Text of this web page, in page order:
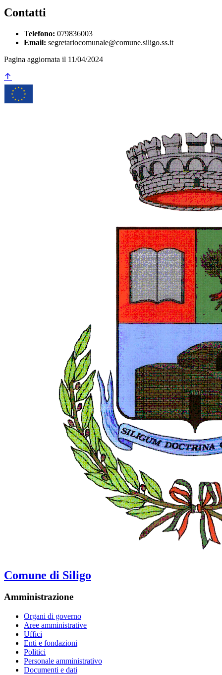
Contatti
Telefono: 079836003
Email: segretariocomunale@comune.siligo.ss.it
Pagina aggiornata il 11/04/2024
Comune di Siligo
Amministrazione
Organi di governo
Aree amministrative
Uffici
Enti e fondazioni
Politici
Personale amministrativo
Documenti e dati